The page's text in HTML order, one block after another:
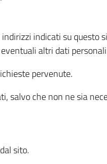
indicati su questo
altri dati
pervenute.
salvo che non ne sia
sito.